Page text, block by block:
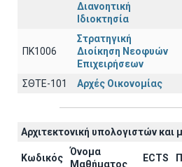
Διανοητική
Ιδιοκτησία
ΠΚ1006
Στρατηγική
Διοίκηση Νεοφυών
Επιχειρήσεων
ΣΘΤΕ-101 Αρχές Οικονομίας
Αρχιτεκτoνική υπολογιστών και
Κωδικός
Όνομα
Μαθήματος
ECTS